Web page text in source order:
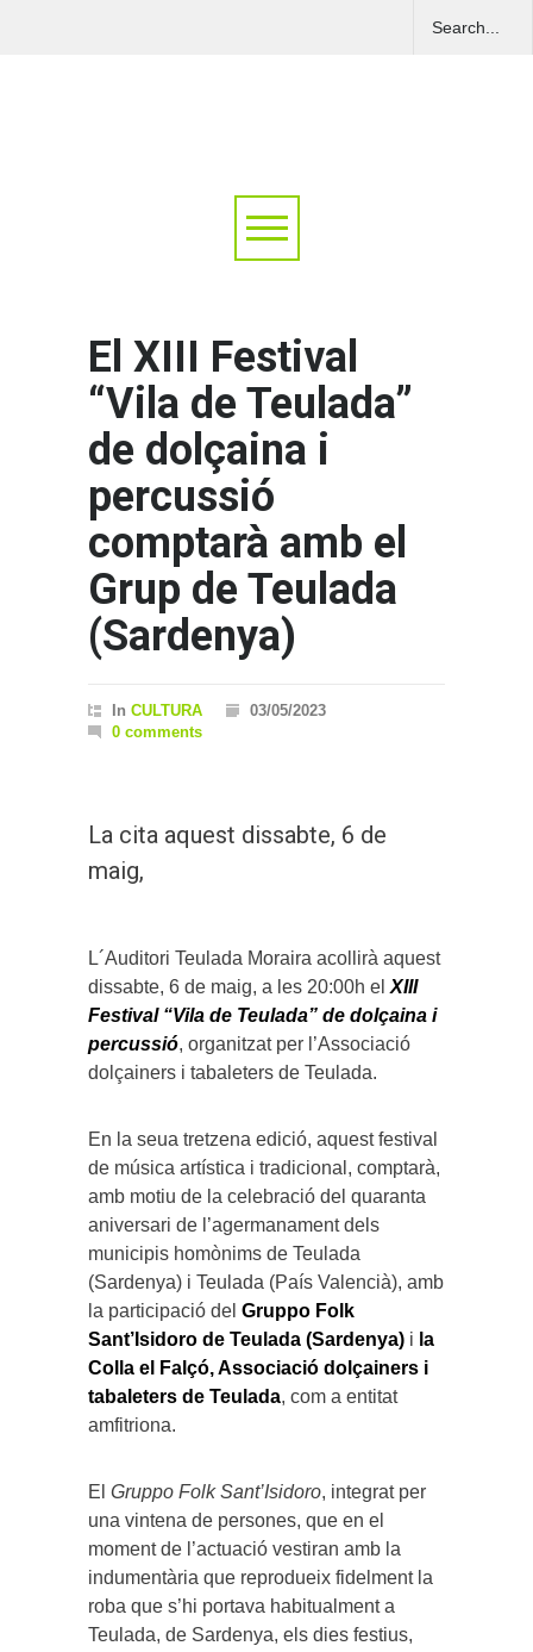
El XIII Festival
“Vila de Teulada”
de dolçaina i
percussió
comptarà amb el
Grup de Teulada
(Sardenya)
In CULTURA
03/05/2023
0 comments
La cita aquest dissabte, 6 de
maig,
L´Auditori Teulada Moraira acollirà aquest
dissabte, 6 de maig, a les 20:00h el XIII
Festival “Vila de Teulada” de dolçaina i
percussió, organitzat per l’Associació
dolçainers i tabaleters de Teulada.
En la seua tretzena edició, aquest festival
de música artística i tradicional, comptarà,
amb motiu de la celebració del quaranta
aniversari de l’agermanament dels
municipis homònims de Teulada
(Sardenya) i Teulada (País Valencià), amb
la participació del Gruppo Folk
Sant’Isidoro de Teulada (Sardenya) i la
Colla el Falçó, Associació dolçainers i
tabaleters de Teulada, com a entitat
amfitriona.
El Gruppo Folk Sant’Isidoro, integrat per
una vintena de persones, que en el
moment de l’actuació vestiran amb la
indumentària que reprodueix fidelment la
roba que s’hi portava habitualment a
Teulada, de Sardenya, els dies festius,